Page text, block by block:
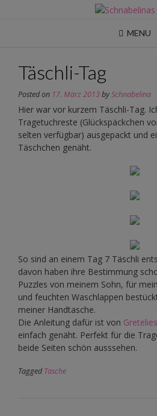
MENU
Täschli-Tag
Posted on 17. März 2013bySchnabelina
Hier war vor kurzem Täschli-Tag.
Tragetuchreste (Glückspäckchen
selten verfügbar) ausgepackt und
Täschchen genäht.
So sind an einem Tag 7 Täschli
davon haben ihre Bestimmung
Puzzles von meinem Sohn, für
und feuchten Waschlappen
meiner Handtasche.
Die Anleitung dafür ist von Gretelies
einfach genäht. Perfekt für die
beide Seiten schön ausssehen.
TaggedTasche